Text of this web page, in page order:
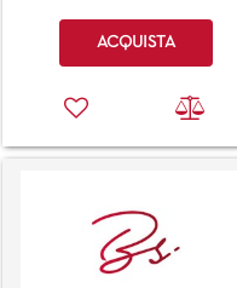
Quantità
ACQUISTA